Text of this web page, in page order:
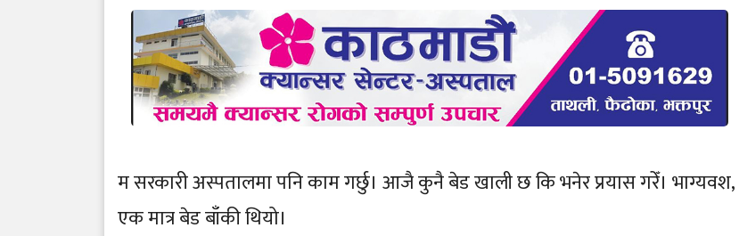
म सरकारी अस्पतालमा पनि काम गर्छु। आजै कुनै बेड खाली छ कि भनेर प्रयास गरेँ। भाग्यवश,
एक मात्र बेड बाँकी थियो।